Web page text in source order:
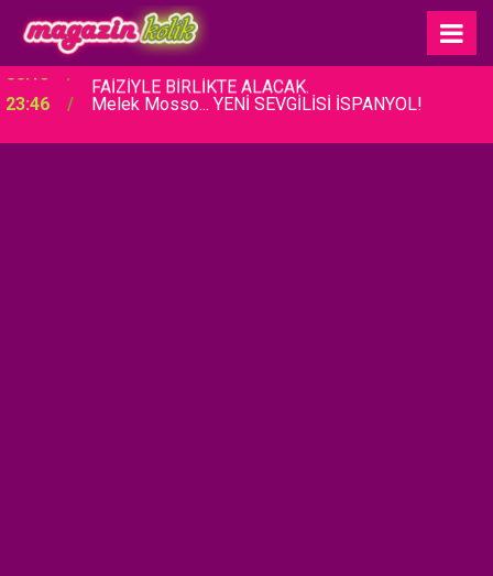
23:46 Melek Mosso... YENİ SEVGİLİSİ İSPANYOL!